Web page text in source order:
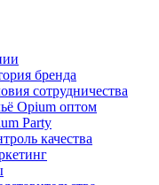
бренда
сотрудничества
Opium оптом
Party
качества